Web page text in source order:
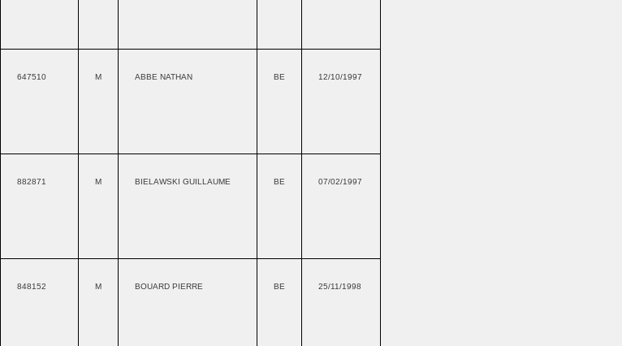
647510 M ABBE NATHAN BE 12/10/1997
882871 M BIELAWSKI GUILLAUME BE 07/02/1997
848152 M BOUARD PIERRE BE 25/11/1998